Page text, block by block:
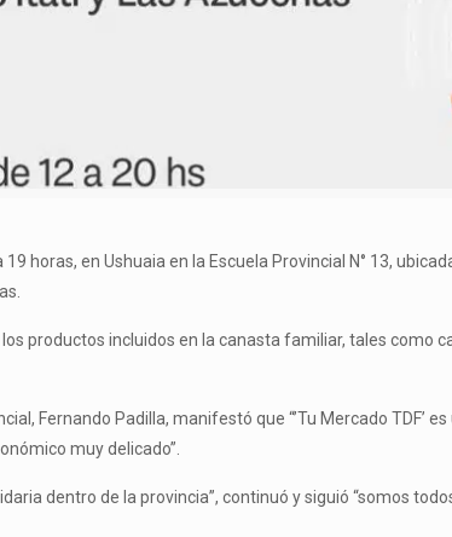
horas, en Ushuaia en la Escuela Provincial N° 13,
productos incluidos en la canasta familiar, tales como
Fernando Padilla, manifestó que “’Tu Mercado TDF’
muy delicado”.
dentro de la provincia”, continuó y siguió “somos